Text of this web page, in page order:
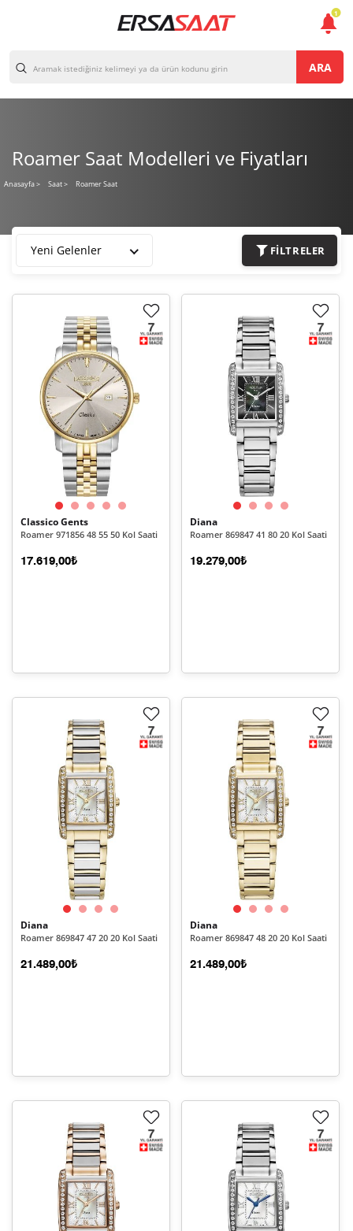
ARA
Roamer Saat Modelleri ve Fiyatları
Anasayfa> Saat > Roamer Saat
Yeni Gelenler FILTRELER
Classico Gents
Roamer 971856 48 55 50 Kol Saati
17.619,00₺
Diana
Roamer 869847 41 80 20 Kol Saati
19.279,00₺
Diana
Roamer 869847 47 20 20 Kol Saati
21.489,00₺
Diana
Roamer 869847 48 20 20 Kol Saati
21.489,00₺
1